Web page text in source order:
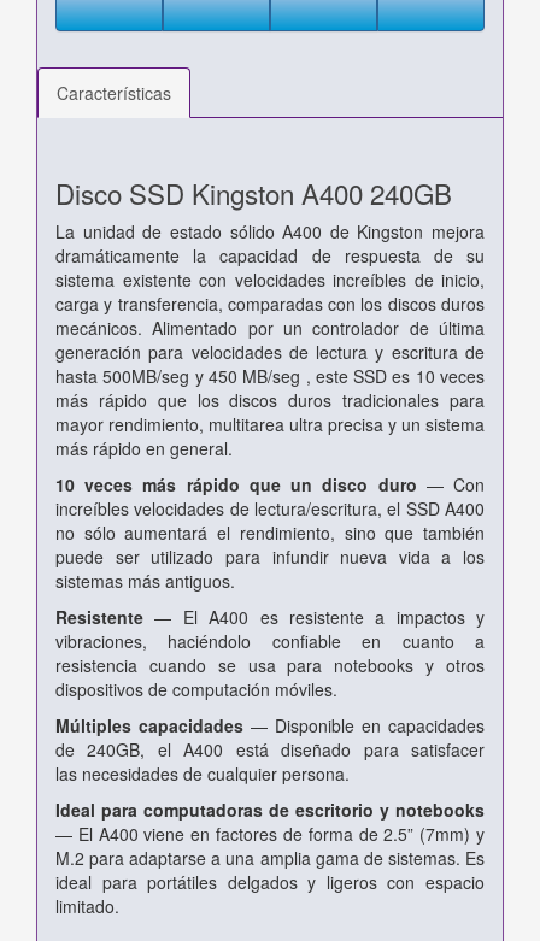
Características
Disco SSD Kingston A400 240GB
La unidad de estado sólido A400 de Kingston mejora
dramáticamente la capacidad de respuesta de su
sistema existente con velocidades increíbles de inicio,
carga y transferencia, comparadas con los discos duros
mecánicos. Alimentado por un controlador de última
generación para velocidades de lectura y escritura de
hasta 500MB/seg y 450 MB/seg , este SSD es 10 veces
más rápido que los discos duros tradicionales para
mayor rendimiento, multitarea ultra precisa y un sistema
más rápido en general.
10 veces más rápido que un disco duro — Con
increíblesvelocidades de lectura/escritura, el SSD A400
no sólo aumentaráel rendimiento, sino que también
puede ser utilizado para infundir nueva vida a los
sistemas más antiguos.
Resistente — El A400 es resistente a impactos y
vibraciones, haciéndolo confiable en cuanto a
resistencia cuando se usa para notebooks y otros
dispositivos de computación móviles.
Múltiples capacidades — Disponible en capacidades
de240GB, el A400 está diseñado para satisfacer
las necesidades de cualquier persona.
Ideal para computadoras de escritorio y notebooks
— El A400viene en factores de forma de 2.5” (7mm) y
M.2 para adaptarse a una amplia gama de sistemas. Es
ideal para portátiles delgados y ligeros con espacio
limitado.